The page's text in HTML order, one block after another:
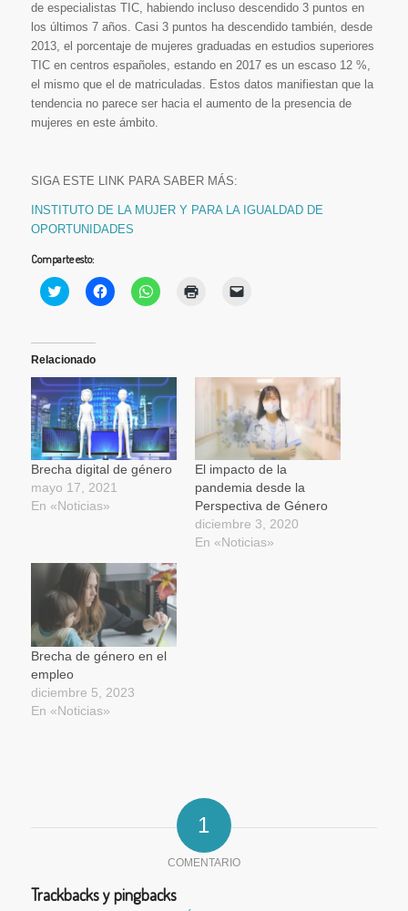
de especialistas TIC, habiendo incluso descendido 3 puntos en
los últimos 7 años. Casi 3 puntos ha descendido también, desde
2013, el porcentaje de mujeres graduadas en estudios superiores
TIC en centros españoles, estando en 2017 es un escaso 12 %,
el mismo que el de matriculadas. Estos datos manifiestan que la
tendencia no parece ser hacia el aumento de la presencia de
mujeres en este ámbito.
SIGA ESTE LINK PARA SABER MÁS:
INSTITUTO DE LA MUJER Y PARA LA IGUALDAD DE
OPORTUNIDADES
Comparte esto:
Haz
clic
Twitter
(Se
en
una
ventana
nueva)
Haz
clic
en
una
ventana
nueva)
Haz
clic
en
una
ventana
nueva)
ventana
nueva)
electrónico
a
un
amigo
(Se
abre
en
una
ventana
nueva)
Relacionado
Brecha digital de género
mayo 17, 2021
En «Noticias»
El impacto de la
pandemia desde la
Perspectiva de Género
diciembre 3, 2020
En «Noticias»
Brecha de género en el
empleo
diciembre 5, 2023
En «Noticias»
1
COMENTARIO
Trackbacks y pingbacks